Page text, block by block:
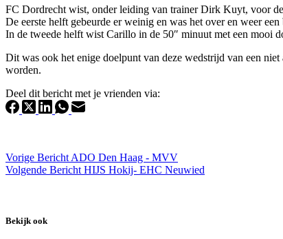
FC Dordrecht wist, onder leiding van trainer Dirk Kuyt, voor
De eerste helft gebeurde er weinig en was het over en weer
In de tweede helft wist Carillo in de 50″ minuut met een mooi
Dit was ook het enige doelpunt van deze wedstrijd van een
worden.
Deel dit bericht met je vrienden via:
Vorige Bericht ADO Den Haag - MVV
Volgende Bericht HIJS Hokij- EHC Neuwied
Bekijk ook